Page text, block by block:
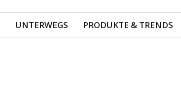
UNTERWEGS PRODUKTE & TRENDS